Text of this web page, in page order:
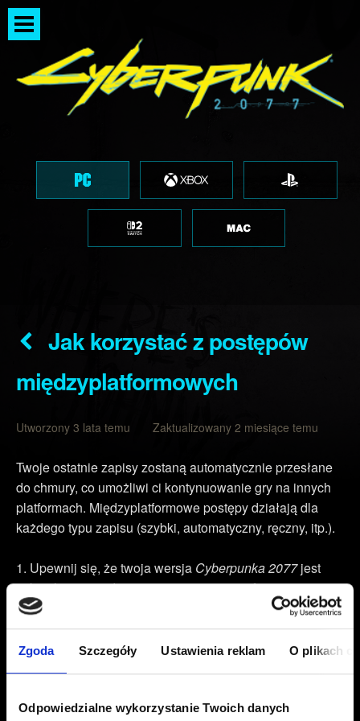
Zgoda Szczegóły Ustawienia reklam O plikach
Odpowiedzialne wykorzystanie Twoich danych
Jak korzystać z postępów
międzyplatformowych
Utworzony 3 lata temu Zaktualizowany 2 miesiące temu
Twoje ostatnie zapisy zostaną automatycznie przesłane
do chmury, co umożliwi ci kontynuowanie gry na innych
platformach. Międzyplatformowe postępy działają dla
każdego typu zapisu (szybki, automatyczny, ręczny, itp.).
Upewnij się, że twoja wersja Cyberpunka 2077jest
zaktualizowana do najnowszej wersji – informację tę
znajdziesz w głównym menu gry pod tytułem.
Postępów międzyplatformowych, które są wyświetlane w
dolnym lewym rogu.
Połącz grę ze swoim kontem CD PROJEKT RED,